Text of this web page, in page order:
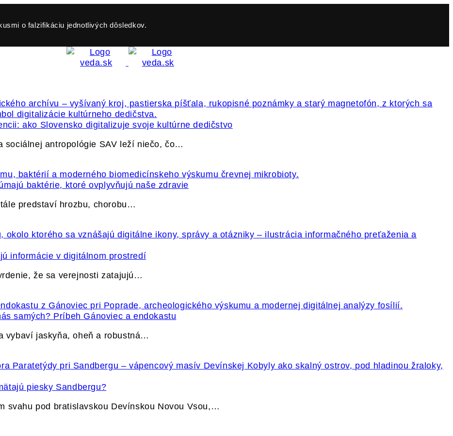
o falzifikáciu jednotlivých dôsledkov.
ako Slovensko digitalizuje svoje kultúrne dedičstvo
sociálnej antropológie SAV leží niečo, čo…
baktérie, ktoré ovplyvňujú naše zdravie
predstaví hrozbu, chorobu…
informácie v digitálnom prostredí
že sa verejnosti zatajujú…
samých? Príbeh Gánoviec a endokastu
vybaví jaskyňa, oheň a robustná…
piesky Sandbergu?
svahu pod bratislavskou Devínskou Novou Vsou,…